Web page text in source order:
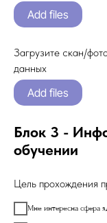
Add files
Загрузите скан/
данных
Add files
Блок 3 -
обучении
Цель прохождения
Мне интересна сфера